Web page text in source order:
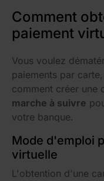
Comment
paiement
Vous voulez
paiements par
comment créer une
marche à suivre
votre banque.
Mode d'emploi
virtuelle
L'obtention d'une